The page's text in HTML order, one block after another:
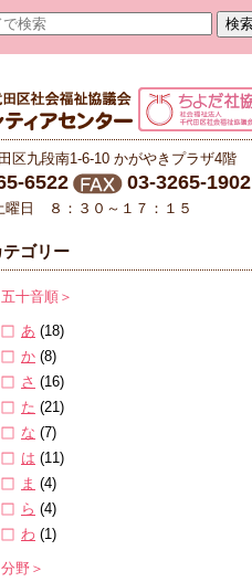
区九段南1-6-10 かがやきプラザ4階
6522 03-3265-1902
曜日 ８：３０～１７：１５
テゴリー
五十音順＞
あ (18)
か (8)
さ (16)
た (21)
な (7)
は (11)
ま (4)
ら (4)
わ (1)
分野＞